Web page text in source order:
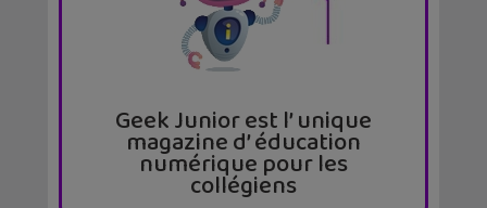
Geek Junior est l’ unique
magazine d’ éducation
numérique pour les
collégiens